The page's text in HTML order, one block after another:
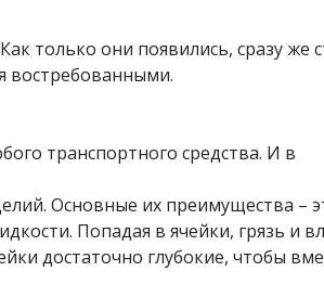
только они появились, сразу же
востребованными.
транспортного средства. И в
Основные их преимущества –
Попадая в ячейки, грязь и
достаточно глубокие, чтобы